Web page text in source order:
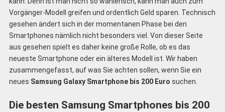
Vorgänger-Modell greifen und ordentlich Geld sparen. Technisch
gesehen ändert sich in der momentanen Phase bei den
Smartphones nämlich nicht besonders viel. Von dieser Seite
aus gesehen spielt es daher keine große Rolle, ob es das
neueste Smartphone oder ein älteres Modell ist. Wir haben
zusammengefasst, auf was Sie achten sollen, wenn Sie ein
neues Samsung Galaxy Smartphone bis 200 Euro suchen.
Die besten Samsung Smartphones bis 200